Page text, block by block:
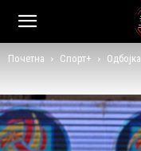
Почетна Спорт+ Одбојка